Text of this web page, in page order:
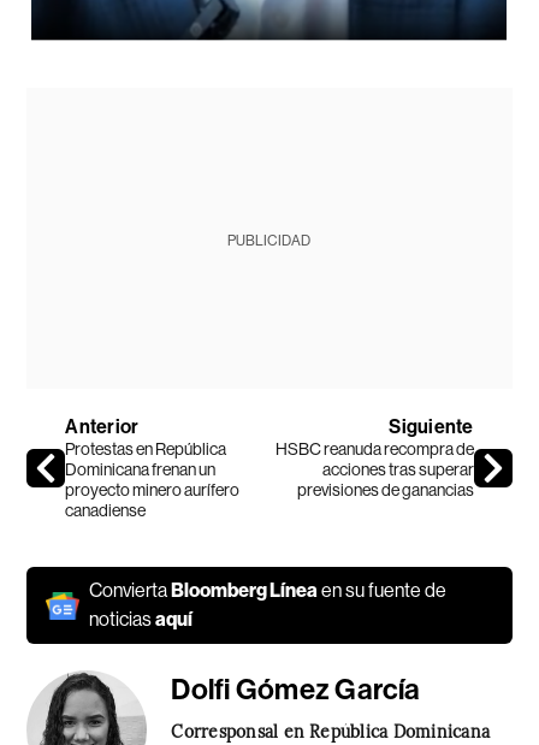
PUBLICIDAD
Anterior
Protestas en República
Dominicana frenan un
proyecto minero aurífero
canadiense
Siguiente
HSBC reanuda recompra de
acciones tras superar
previsiones de ganancias
Convierta Bloomberg Líneaen su fuente de
noticiasaquí
Dolfi Gómez García
Corresponsal en República Dominicana